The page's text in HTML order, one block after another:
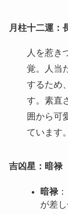
月柱十二運：
人を惹き
覚。人当
するため
す。素直
囲から可
ています。
吉凶星：暗禄
暗禄
が差